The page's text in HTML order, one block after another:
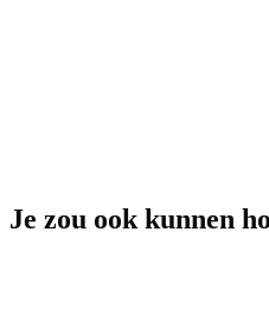
Je zou ook kunnen